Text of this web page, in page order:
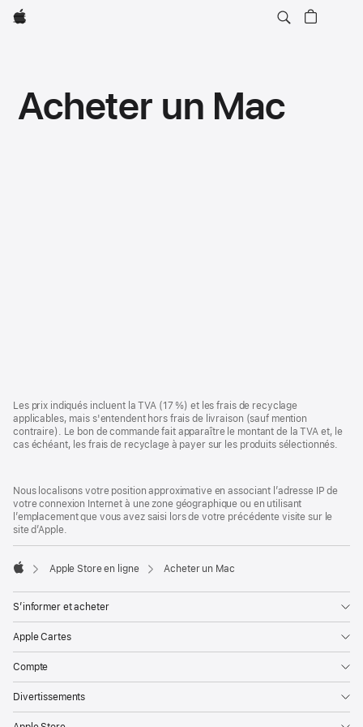
Apple
Acheter un Mac
de
page
de
bas
de
Les prix indiqués incluent la TVA (17 %) et les frais de recyclage
applicables, mais s'entendent hors frais de livraison (sauf mention
contraire). Le bon de commande fait apparaître le montant de la TVA et, le
cas échéant, les frais de recyclage à payer sur les produits sélectionnés.
Nous localisons votre position approximative en associant l’adresse IP de
votre connexion Internet à une zone géographique ou en utilisant
l’emplacement que vous avez saisi lors de votre précédente visite sur le
site d’Apple.
Apple Store en ligne Acheter un Mac
S’informer et acheter
Apple Cartes
Compte
Divertissements